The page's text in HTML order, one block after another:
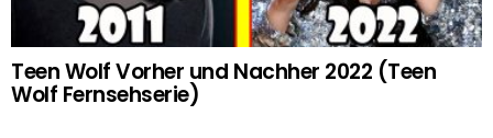
Teen Wolf Vorher und Nachher 2022 (Teen
Wolf Fernsehserie)